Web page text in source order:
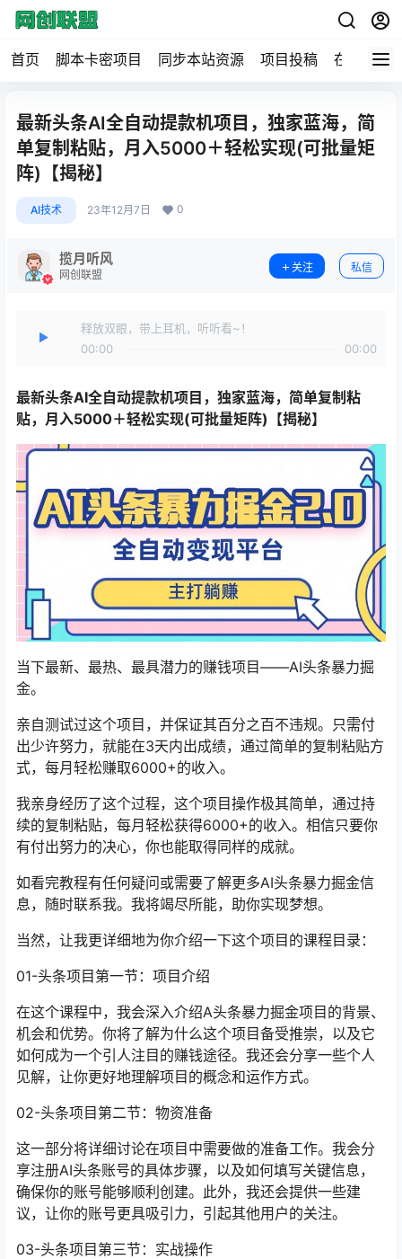
首页 脚本卡密项目 同步本站资源 项目投稿 在线工具
最新头条AI全自动提款机项目，独家蓝海，简
单复制粘贴，月入5000＋轻松实现(可批量矩
阵)【揭秘】
AI技术 23年12月7日 0
揽月听风
网创联盟
关注 私信
释放双眼，带上耳机，听听看~！
00:00
00:00
最新头条AI全自动提款机项目 ，独家蓝海，简单复制粘
贴，月入5000＋轻松实现(可批量矩阵)【揭秘】
当下最新、最热、最具潜力的赚钱项目——AI头条暴力掘
金。
亲自测试过这个项目，并保证其百分之百不违规。只需付
出少许努力，就能在3天内出成绩，通过简单的复制粘贴方
式，每月轻松赚取6000+的收入。
我亲身经历了这个过程，这个项目操作极其简单，通过持
续的复制粘贴，每月轻松获得6000+的收入。相信只要你
有付出努力的决心，你也能取得同样的成就。
如看完教程有任何疑问或需要了解更多AI头条暴力掘金信
息，随时联系我。我将竭尽所能，助你实现梦想。
当然，让我更详细地为你介绍一下这个项目的课程目录：
01-头条项目第一节：项目介绍
在这个课程中，我会深入介绍A头条暴力掘金项目的背景、
机会和优势。你将了解为什么这个项目备受推崇，以及它
如何成为一个引人注目的赚钱途径。我还会分享一些个人
见解，让你更好地理解项目的概念和运作方式。
02-头条项目第二节：物资准备
这一部分将详细讨论在项目中需要做的准备工作。我会分
享注册AI头条账号的具体步骤，以及如何填写关键信息，
确保你的账号能够顺利创建。此外，我还会提供一些建
议，让你的账号更具吸引力，引起其他用户的关注。
03-头条项目第三节：实战操作